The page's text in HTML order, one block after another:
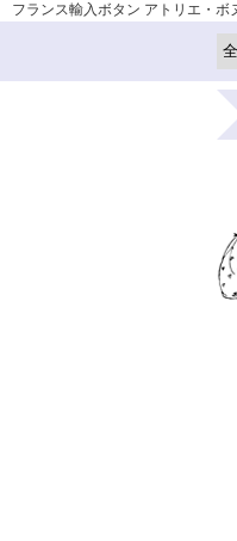
フランス輸入ボタン アトリエ・